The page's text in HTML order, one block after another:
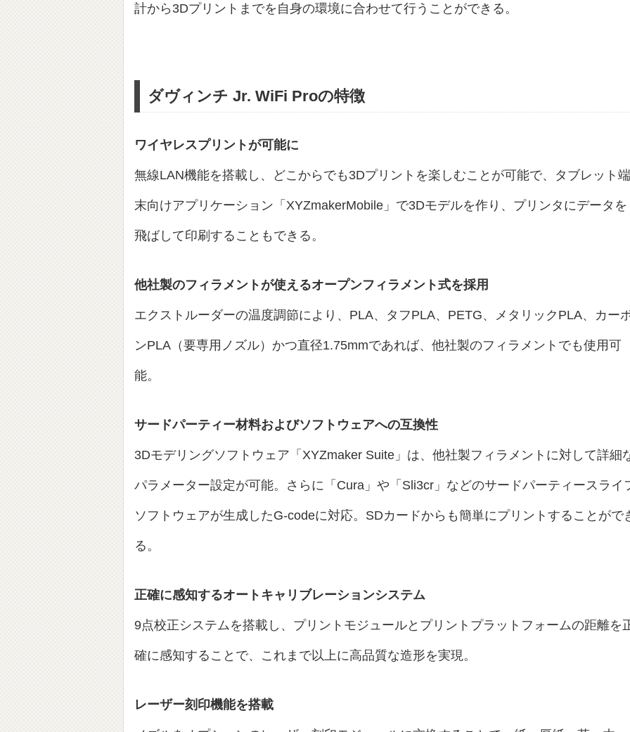
計から3Dプリントまでを自身の環境に合わせて行うことができる。
ダヴィンチ Jr. WiFi Proの特徴
ワイヤレスプリントが可能に
無線LAN機能を搭載し、どこからでも3Dプリントを楽しむことが可能で、タブレット端
末向けアプリケーション「XYZmakerMobile」で3Dモデルを作り、プリンタにデータを
飛ばして印刷することもできる。
他社製のフィラメントが使えるオープンフィラメント式を採用
エクストルーダーの温度調節により、PLA、タフPLA、PETG、メタリックPLA、カー
ンPLA（要専用ノズル）かつ直径1.75mmであれば、他社製のフィラメントでも使用可
能。
サードパーティー材料およびソフトウェアへの互換性
3Dモデリングソフトウェア「XYZmaker Suite」は、他社製フィラメントに対して詳細
パラメーター設定が可能。さらに「Cura」や「Sli3cr」などのサードパーティースライ
ソフトウェアが生成したG-codeに対応。SDカードからも簡単にプリントすることがで
る。
正確に感知するオートキャリブレーションシステム
9点校正システムを搭載し、プリントモジュールとプリントプラットフォームの距離を
確に感知することで、これまで以上に高品質な造形を実現。
レーザー刻印機能を搭載